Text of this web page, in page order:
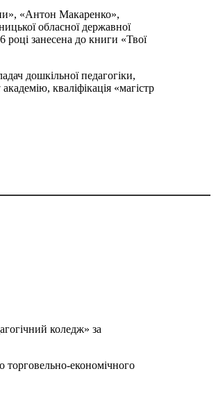
«Антон Макаренко»,
обласної державної
році занесена до книги «Твої
дошкільної педагогіки,
кваліфікація «магістр
коледж» за
торговельно-економічного